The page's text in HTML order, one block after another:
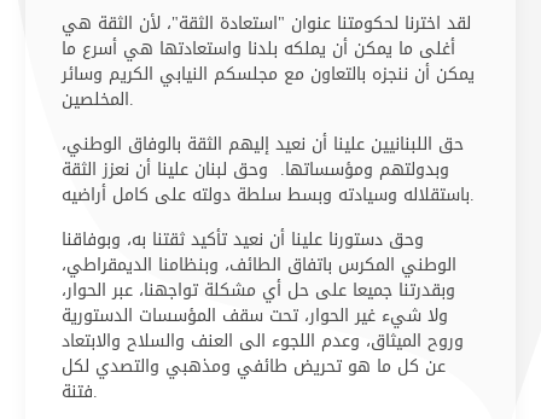
لقد اخترنا لحكومتنا عنوان "استعادة الثقة"، لأن الثقة هي
أغلى ما يمكن أن يملكه بلدنا واستعادتها هي أسرع ما
يمكن أن ننجزه بالتعاون مع مجلسكم النيابي الكريم وسائر
المخلصين.
حق اللبنانيين علينا أن نعيد إليهم الثقة بالوفاق الوطني،
وبدولتهم ومؤسساتها. وحق لبنان علينا أن نعزز الثقة
باستقلاله وسيادته وبسط سلطة دولته على كامل أراضيه.
وحق دستورنا علينا أن نعيد تأكيد ثقتنا به، وبوفاقنا
الوطني المكرس باتفاق الطائف، وبنظامنا الديمقراطي،
وبقدرتنا جميعا على حل أي مشكلة تواجهنا، عبر الحوار،
ولا شيء غير الحوار، تحت سقف المؤسسات الدستورية
وروح الميثاق، وعدم اللجوء الى العنف والسلاح والابتعاد
عن كل ما هو تحريض طائفي ومذهبي والتصدي لكل
فتنة.